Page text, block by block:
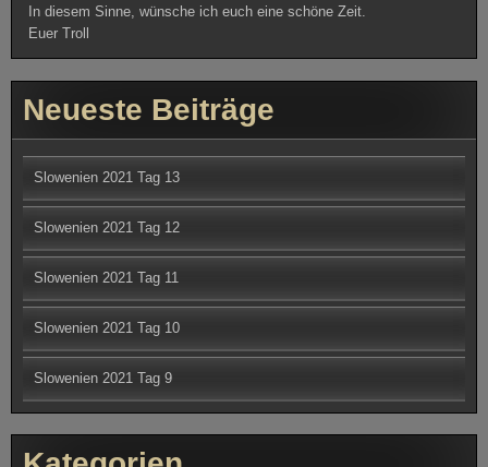
In diesem Sinne, wünsche ich euch eine schöne Zeit.
Euer Troll
Neueste Beiträge
Slowenien 2021 Tag 13
Slowenien 2021 Tag 12
Slowenien 2021 Tag 11
Slowenien 2021 Tag 10
Slowenien 2021 Tag 9